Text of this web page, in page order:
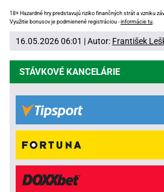
18+ Hazardné hry predstavujú riziko finančných strát a vzniku
Využitie bonusov je podmienené registráciou -informácie tu
16.05.2026 06:01 | Autor: František
STÁVKOVÉ KANCELÁRIE